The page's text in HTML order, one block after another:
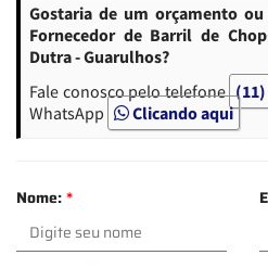
Gostaria de um orçamento
Fornecedor de Barril de
Dutra - Guarulhos?
Fale conosco pelo telefone (11)
WhatsApp
Clicando aqui
Nome:*